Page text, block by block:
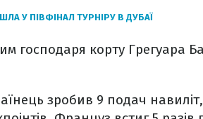
У ПІВФІНАЛ ТУРНІРУ В ДУБАЇ
господаря корту Грегуара
зробив 9 подач